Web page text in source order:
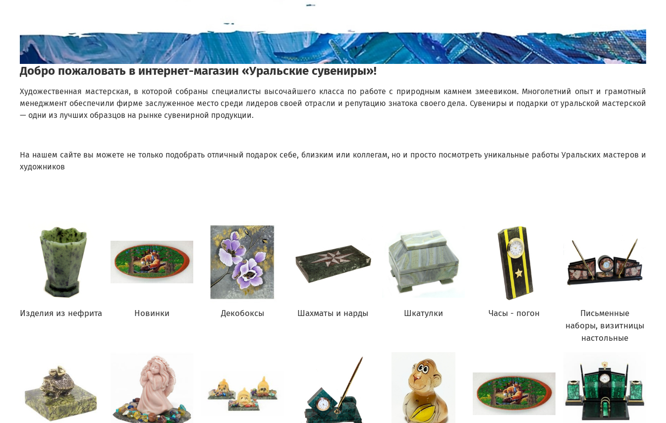
Добро пожаловать в интернет-магазин «Уральские сувениры»!
Художественная мастерская, в которой собраны специалисты высочайшего класса по работе с природным камнем змеевиком. Многолетний опыт и грамотный
менеджмент обеспечили фирме заслуженное место среди лидеров своей отрасли и репутацию знатока своего дела. Сувениры и подарки от уральской мастерской
— одни из лучших образцов на рынке сувенирной продукции.
На нашем сайте вы можете не только подобрать отличный подарок себе, близким или коллегам, но и просто посмотреть уникальные работы Уральских мастеров и
художников
Изделия из нефрита Новинки Декобоксы Шахматы и нарды Шкатулки Часы - погон
Письменные
наборы, визитницы
настольные